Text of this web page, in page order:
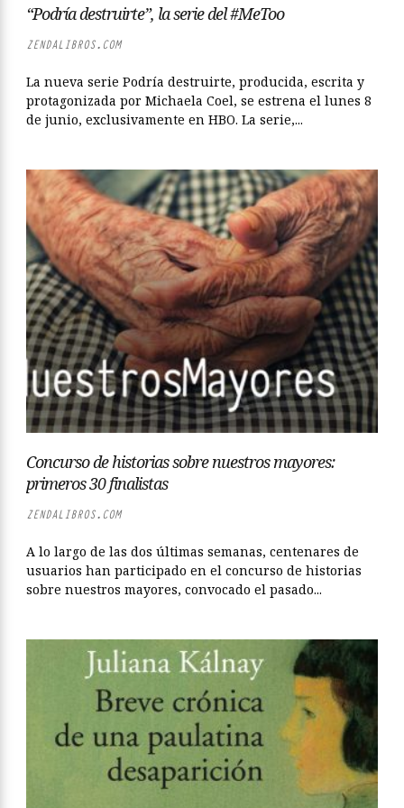
“Podría destruirte”, la serie del #MeToo
ZENDALIBROS.COM
La nueva serie Podría destruirte, producida, escrita y
protagonizada por Michaela Coel, se estrena el lunes 8
de junio, exclusivamente en HBO. La serie,...
Concurso de historias sobre nuestros mayores:
primeros 30 finalistas
ZENDALIBROS.COM
A lo largo de las dos últimas semanas, centenares de
usuarios han participado en el concurso de historias
sobre nuestros mayores, convocado el pasado...